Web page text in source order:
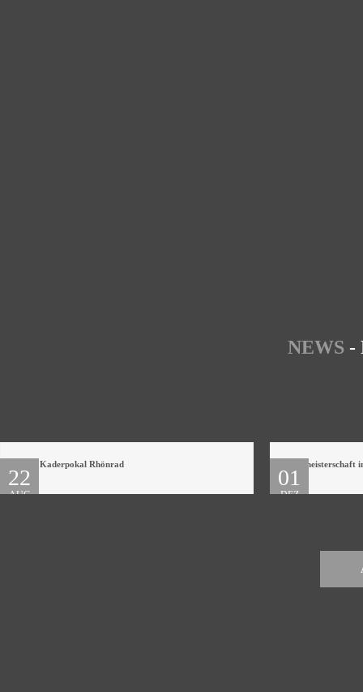
NEWS-
22
AUG
WTB Kaderpokal Rhönrad
01
DEZ
Gaumeisterschaft